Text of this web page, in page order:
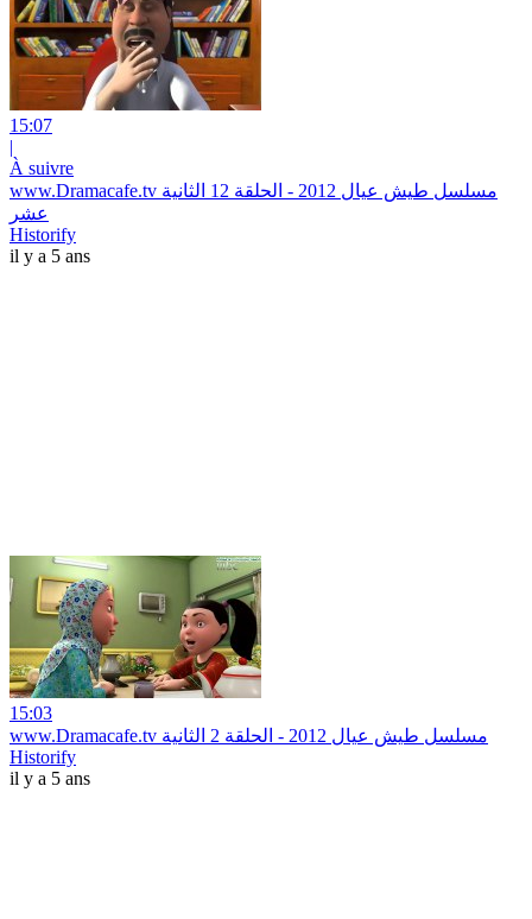
15:07
|
À suivre
www.Dramacafe.tv مسلسل طيش عيال 2012 - الحلقة 12 الثانية
عشر
Historify
il y a 5 ans
15:03
www.Dramacafe.tv مسلسل طيش عيال 2012 - الحلقة 2 الثانية
Historify
il y a 5 ans